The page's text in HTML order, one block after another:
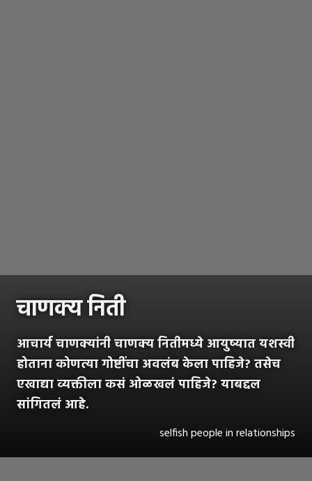
चाणक्य निती
आचार्य चाणक्यांनी चाणक्य नितीमध्ये आयुष्यात यशस्वी
होताना कोणत्या गोष्टींचा अवलंब केला पाहिजे? तसेच
एखाद्या व्यक्तीला कसं ओळखलं पाहिजे? याबद्दल
सांगितलं आहे.
selfish people in relationships